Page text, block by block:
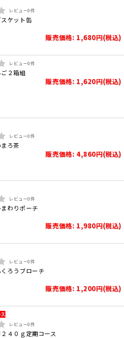
レビュー0件
ケット缶
販売価格: 1,680円(税込)
レビュー0件
２箱組
販売価格: 1,620円(税込)
レビュー0件
ろ茶
販売価格: 4,860円(税込)
レビュー0件
わりポーチ
販売価格: 1,980円(税込)
レビュー0件
ろうブローチ
販売価格: 1,200円(税込)
レビュー0件
４０ｇ定期コース